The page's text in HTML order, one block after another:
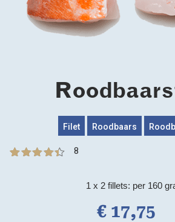
Filet Roodbaars
8
1 x 2 fillets: per 160
€17,75